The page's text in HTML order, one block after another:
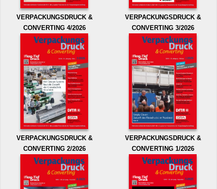
VERPACKUNGSDRUCK &
CONVERTING 4/2026
VERPACKUNGSDRUCK &
CONVERTING 3/2026
VERPACKUNGSDRUCK &
CONVERTING 2/2026
VERPACKUNGSDRUCK &
CONVERTING 1/2026